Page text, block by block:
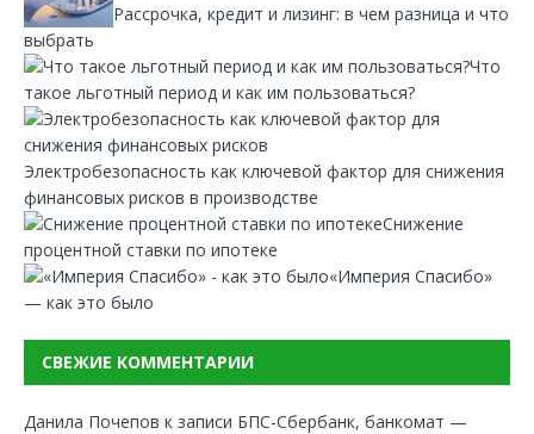
Рассрочка, кредит и лизинг: в чем разница и что
выбрать
Что
такое льготный период и как им пользоваться?
Электробезопасность как ключевой фактор для снижения
финансовых рисков в производстве
Снижение
процентной ставки по ипотеке
«Империя Спасибо»
— как это было
СВЕЖИЕ КОММЕНТАРИИ
Данила Почепов к записи БПС-Сбербанк, банкомат —